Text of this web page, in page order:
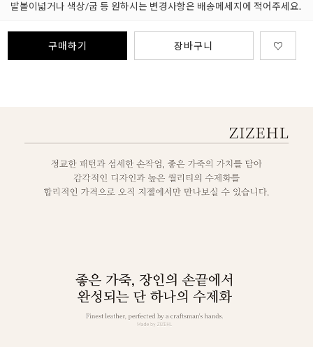
발볼이넓거나 색상/굽 등 원하시는 변경사항은 배송메세지에 적어주세요.
구매하기 장바구니 ♡